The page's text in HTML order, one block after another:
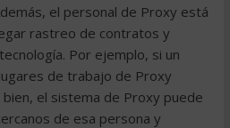
el personal de Proxy está
rastreo de contratos y
Por ejemplo, si un
de trabajo de Proxy
el sistema de Proxy puede
de esa persona y